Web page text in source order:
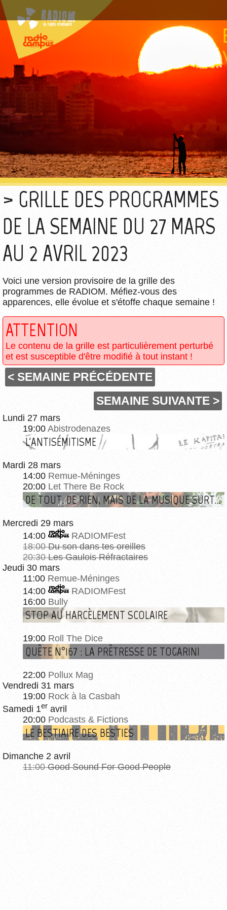
GRILLE DES PROGRAMMES
DE LA SEMAINE DU 27 MARS
AU 2 AVRIL 2023
Voici une version provisoire de la grille des
programmes de RADIOM. Méfiez-vous des
apparences, elle évolue et s'étoffe chaque semaine !
ATTENTION
Le contenu de la grille est particulièrement perturbé
et est susceptible d'être modifié à tout instant !
< SEMAINE PRÉCÉDENTE
SEMAINE SUIVANTE >
Lundi 27 mars
19:00 Abistrodenazes
L'ANTISÉMITISME
Mardi 28 mars
14:00 Remue-Méninges
20:00 Let There Be Rock
DE TOUT, DE RIEN, MAIS DE LA MUSIQUE SURTOUT
Mercredi 29 mars
14:00
RADIOMFest
18:00 Du son dans tes oreilles
20:30 Les Gaulois Réfractaires
Jeudi 30 mars
11:00 Remue-Méninges
14:00
RADIOMFest
16:00 Bully
STOP AU HARCÈLEMENT SCOLAIRE
19:00 Roll The Dice
QUÊTE N°167 : LA PRÊTRESSE DE TOGARINI
22:00 Pollux Mag
Vendredi 31 mars
19:00 Rock à la Casbah
Samedi 1er avril
20:00 Podcasts & Fictions
LE BESTIAIRE DES BESTIES
Dimanche 2 avril
11:00 Good Sound For Good People